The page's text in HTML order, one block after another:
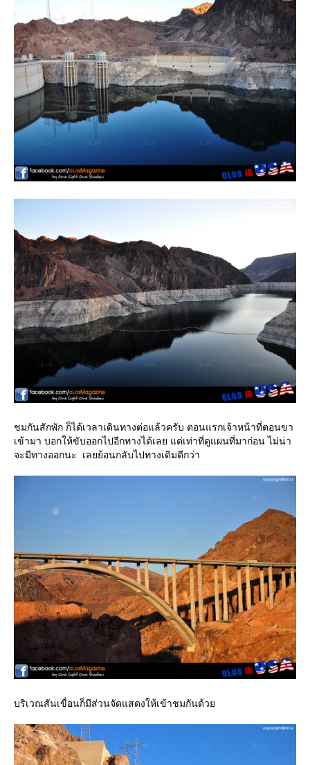
ชมกันสักพัก ก็ได้เวลาเดินทางต่อแล้วครับ ตอนแรกเจ้าหน้าที่ตอนขา
เข้ามา บอกให้ขับออกไปอีกทางได้เลย แต่เท่าที่ดูแผนที่มาก่อน ไม่น่า
จะมีทางออกนะ เลยย้อนกลับไปทางเดิมดีกว่า
บริเวณสันเขื่อนก็มีส่วนจัดแสดงให้เข้าชมกันด้ว